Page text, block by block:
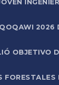
OBJETIVO